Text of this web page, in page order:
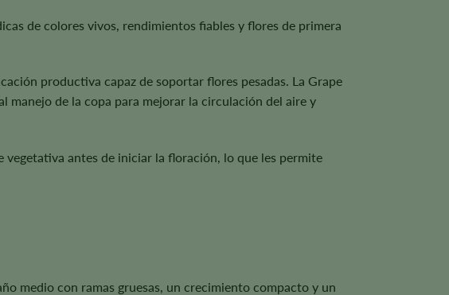
de colores vivos, rendimientos fiables y flores de primera
productiva capaz de soportar flores pesadas. La Grape
manejo de la copa para mejorar la circulación del aire y
antes de iniciar la floración, lo que les permite
medio con ramas gruesas, un crecimiento compacto y un